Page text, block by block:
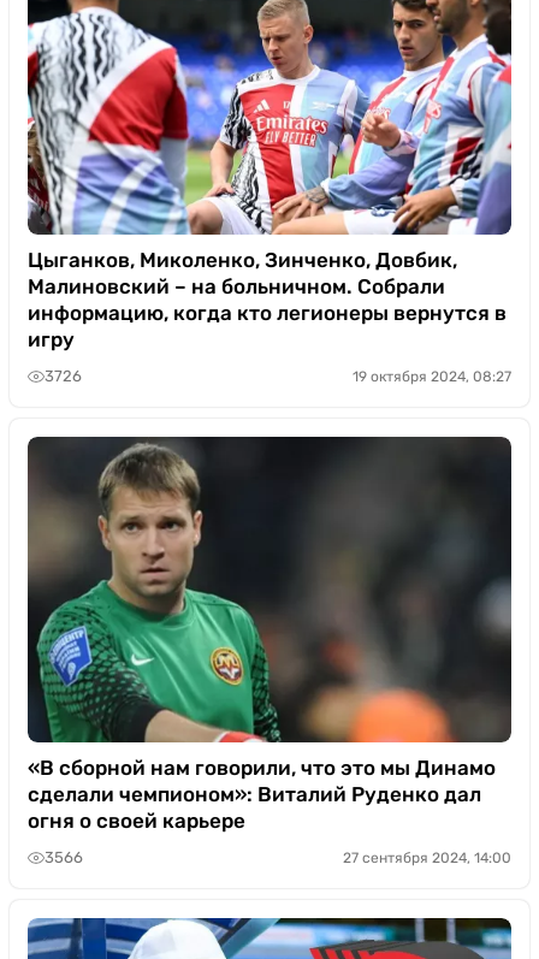
Цыганков, Миколенко, Зинченко, Довбик,
Малиновский – на больничном. Собрали
информацию, когда кто легионеры вернутся в
игру
3726 19 октября 2024, 08:27
«В сборной нам говорили, что это мы Динамо
сделали чемпионом»: Виталий Руденко дал
огня о своей карьере
3566 27 сентября 2024, 14:00